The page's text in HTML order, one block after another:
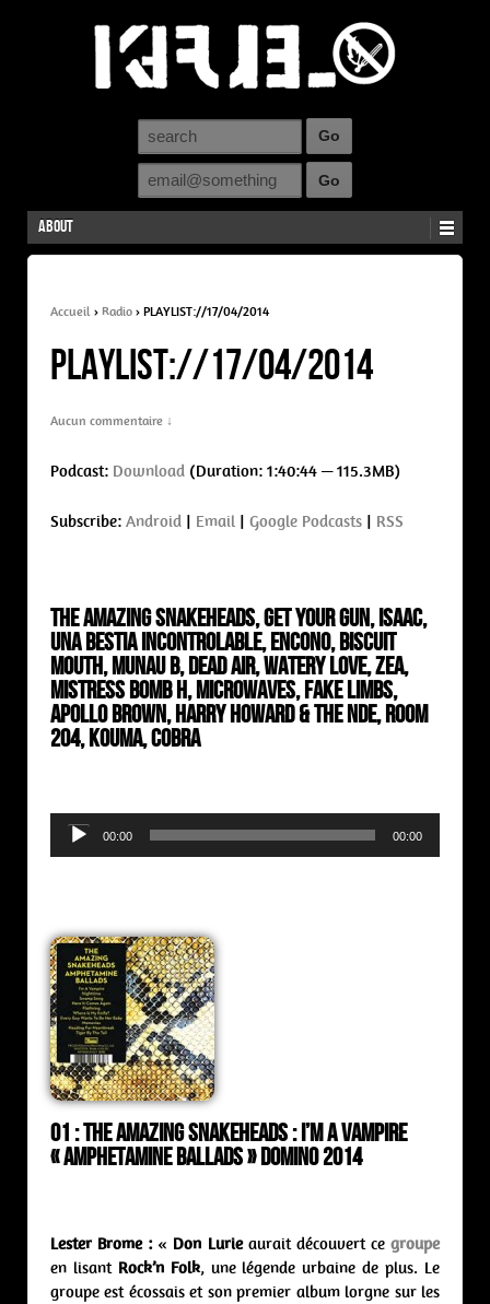
About
Accueil › Radio › PLAYLIST://17/04/2014
PLAYLIST://17/04/2014
Aucun commentaire ↓
Podcast: Download (Duration: 1:40:44 — 115.3MB)
Subscribe: Android Email Google Podcasts RSS
The Amazing Snakeheads, Get Your Gun, Isaac,
Una Bestia Incontrolable, Encono, Biscuit
Mouth, Munau B, Dead Air, Watery Love, Zea,
Mistress Bomb H, Microwaves, Fake Limbs,
Apollo Brown, Harry Howard & The NDE, Room
204, Kouma, Cobra
Audio
Player
00:00 00:00
01 : The Amazing Snakeheads : I’m a vampire
« Amphetamine Ballads » Domino 2014
Lester Brome : « Don Lurieaurait découvert cegroupe
en lisant Rock’n Folk, une légende urbaine de plus. Le
groupe est écossais et son premier album lorgne sur les